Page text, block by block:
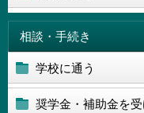
相談・手続き
学校に通う
奨学金・補助金を受